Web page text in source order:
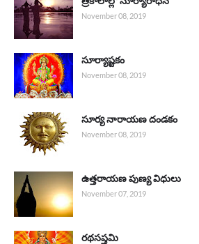
November 08, 2019
సూర్యాష్టకం
November 08, 2019
సూర్య నారాయణ దండకం
November 08, 2019
ఉత్తరాయణ పుణ్య విధులు
November 07, 2019
రథసప్తమి